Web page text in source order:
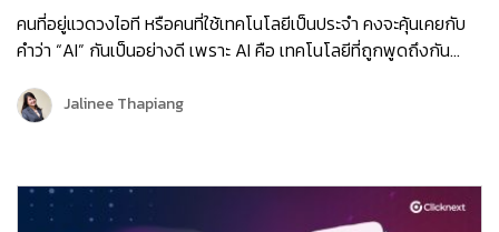
คนที่อยู่แวดวงไอที หรือคนที่ใช้เทคโนโลยีเป็นประจำ คงจะคุ้นเคยกับ
คำว่า “AI” กันเป็นอย่างดี เพราะ AI คือ เทคโนโลยีที่ถูกพูดถึงกัน
ใกล้เคียงกับมนุษย์เรา และ AI ยังเป็นเทคโนโลยีที่ติดอันดับ 1 ของการ
จัดอันดับเทรนด์เทคโนโลยีที่น่าสนใจในปี 2023 อีกด้วย! ในช่วงไม่กี่
ธุรกิจและอุตสาหกรรม ทำให้เกิดเทรนด์ต่างๆ ที่น่าสนใจ ไม่ว่าจะเป็น
แชทบอทที่เข้าใจบทสนทนา สามารถถาม-ตอบได้หลากหลายอย่าง
Jalinee Thapiang